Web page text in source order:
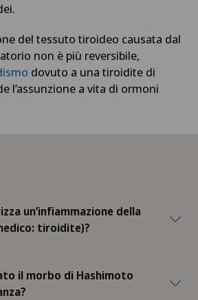
terapeutica (MTT)
del tessuto tiroideo causata dal
non è più reversibile,
dovuto a una tiroidite di
l’assunzione a vita di ormoni
un’infiammazione della
tiroidite)?
il morbo di Hashimoto